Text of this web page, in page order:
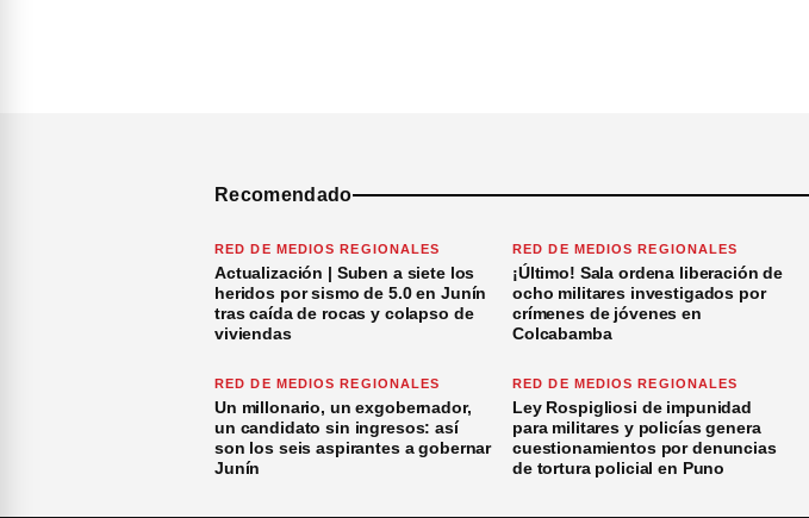
Recomendado
RED DE MEDIOS REGIONALES
Actualización | Suben a siete los
heridos por sismo de 5.0 en Junín
tras caída de rocas y colapso de
viviendas
RED DE MEDIOS REGIONALES
¡Último! Sala ordena liberación de
ocho militares investigados por
crímenes de jóvenes en
Colcabamba
RED DE MEDIOS REGIONALES
Un millonario, un exgobernador,
un candidato sin ingresos: así
son los seis aspirantes a gobernar
Junín
RED DE MEDIOS REGIONALES
Ley Rospigliosi de impunidad
para militares y policías genera
cuestionamientos por denuncias
de tortura policial en Puno